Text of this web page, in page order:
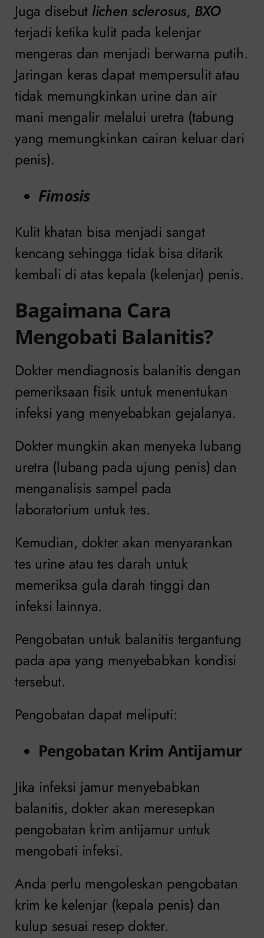
Juga disebut lichen sclerosus, BXO
terjadi ketika kulit pada kelenjar
mengeras dan menjadi berwarna putih.
Jaringan keras dapat mempersulit atau
tidak memungkinkan urine dan air
mani mengalir melalui uretra (tabung
yang memungkinkan cairan keluar dari
penis).
Fimosis
Kulit khatan bisa menjadi sangat
kencang sehingga tidak bisa ditarik
kembali di atas kepala (kelenjar) penis.
Bagaimana Cara
Mengobati Balanitis?
Dokter mendiagnosis balanitis dengan
pemeriksaan fisik untuk menentukan
infeksi yang menyebabkan gejalanya.
Dokter mungkin akan menyeka lubang
uretra (lubang pada ujung penis) dan
menganalisis sampel pada
laboratorium untuk tes.
Kemudian, dokter akan menyarankan
tes urine atau tes darah untuk
memeriksa gula darah tinggi dan
infeksi lainnya.
Pengobatan untuk balanitis tergantung
pada apa yang menyebabkan kondisi
tersebut.
Pengobatan dapat meliputi:
Pengobatan Krim Antijamur
Jika infeksi jamur menyebabkan
balanitis, dokter akan meresepkan
pengobatan krim antijamur untuk
mengobati infeksi.
Anda perlu mengoleskan pengobatan
krim ke kelenjar (kepala penis) dan
kulup sesuai resep dokter.